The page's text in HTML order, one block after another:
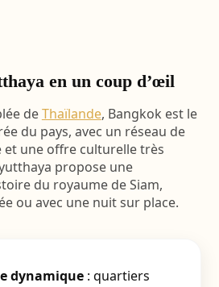
en un coup d’œil
deThaïlande, Bangkok est le
du pays, avec un réseau de
une offre culturelle très
propose une
du royaume de Siam,
ou avec une nuit sur place.
dynamique: quartiers